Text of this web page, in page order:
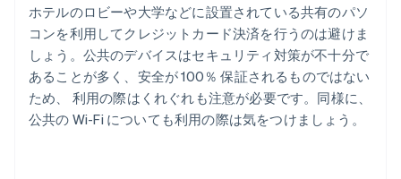
ホテルのロビーや大学などに設置されている共有のパソ
コンを利用してクレジットカード決済を行うのは避けま
しょう。公共のデバイスはセキュリティ対策が不十分で
あることが多く、安全が 100％ 保証されるものではない
ため、 利用の際はくれぐれも注意が必要です。同様に、
公共の Wi-Fi についても利用の際は気をつけましょう。